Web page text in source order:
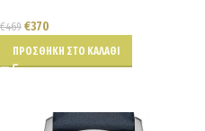
€469 €370
ΠΡΟΣΘΉΚΗ ΣΤΟ ΚΑΛΆΘΙ